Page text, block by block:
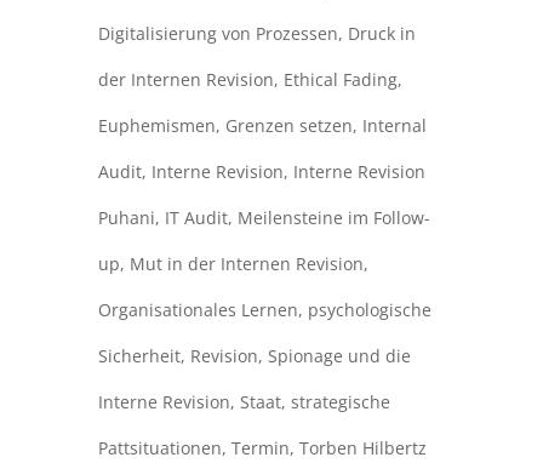
Digitalisierung von Prozessen, Druck in
der Internen Revision, Ethical Fading,
Euphemismen, Grenzen setzen, Internal
Audit, Interne Revision, Interne Revision
Puhani, IT Audit, Meilensteine im Follow-
up, Mut in der Internen Revision,
Organisationales Lernen, psychologische
Sicherheit, Revision, Spionage und die
Interne Revision, Staat, strategische
Pattsituationen, Termin, Torben Hilbertz